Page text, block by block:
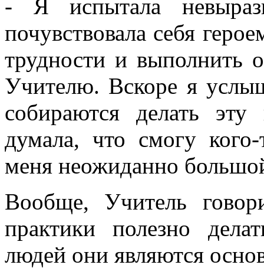
- Я испытала
почувствовала себя
трудности и выполнить
Учителю. Вскоре я
собираются делать эту
думала, что смогу
меня неожиданно
Вообще, Учитель
практики полезно
людей они являются